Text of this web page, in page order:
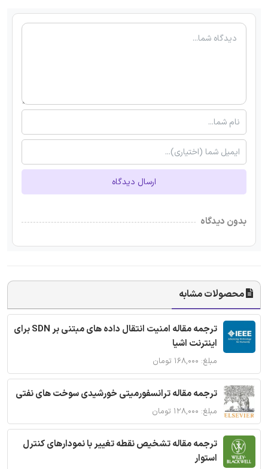
ارسال دیدگاه
بدون دیدگاه
محصولات مشابه
ترجمه مقاله امنیت انتقال داده های مبتنی بر SDN برای
اینترنت اشیا
مبلغ: ۱۶۸,۰۰۰ تومان
ترجمه مقاله ترانسفورمیتی خورشیدی سوخت های نفتی
مبلغ: ۱۲۸,۰۰۰ تومان
ترجمه مقاله تشخیص نقطه تغییر با نمودارهای کنترل
استوار